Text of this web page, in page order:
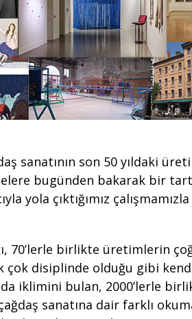
sanatının son 50 yıldaki
bugünden bakarak bir
yola çıktığımız çalışmamızla
70’lerle birlikte üretimlerin
çok disiplinde olduğu gibi
iklimini bulan, 2000’lerle
sanatına dair farklı